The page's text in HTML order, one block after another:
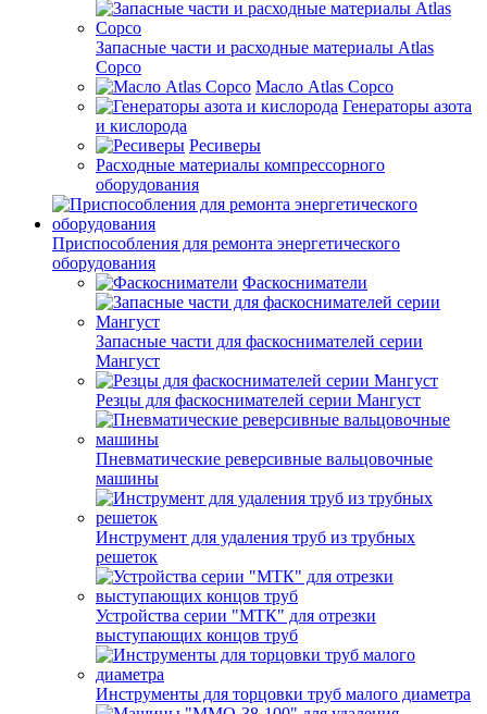
Запасные части и расходные материалы Atlas
Copco
Масло Atlas Copco
Генераторы азота
и кислорода
Ресиверы
Расходные материалы компрессорного
оборудования
Приспособления для ремонта энергетического
оборудования
Фаскосниматели
Запасные части для фаскоснимателей серии
Мангуст
Резцы для фаскоснимателей серии Мангуст
Пневматические реверсивные вальцовочные
машины
Инструмент для удаления труб из трубных
решеток
Устройства серии "МТК" для отрезки
выступающих концов труб
Инструменты для торцовки труб малого диаметра